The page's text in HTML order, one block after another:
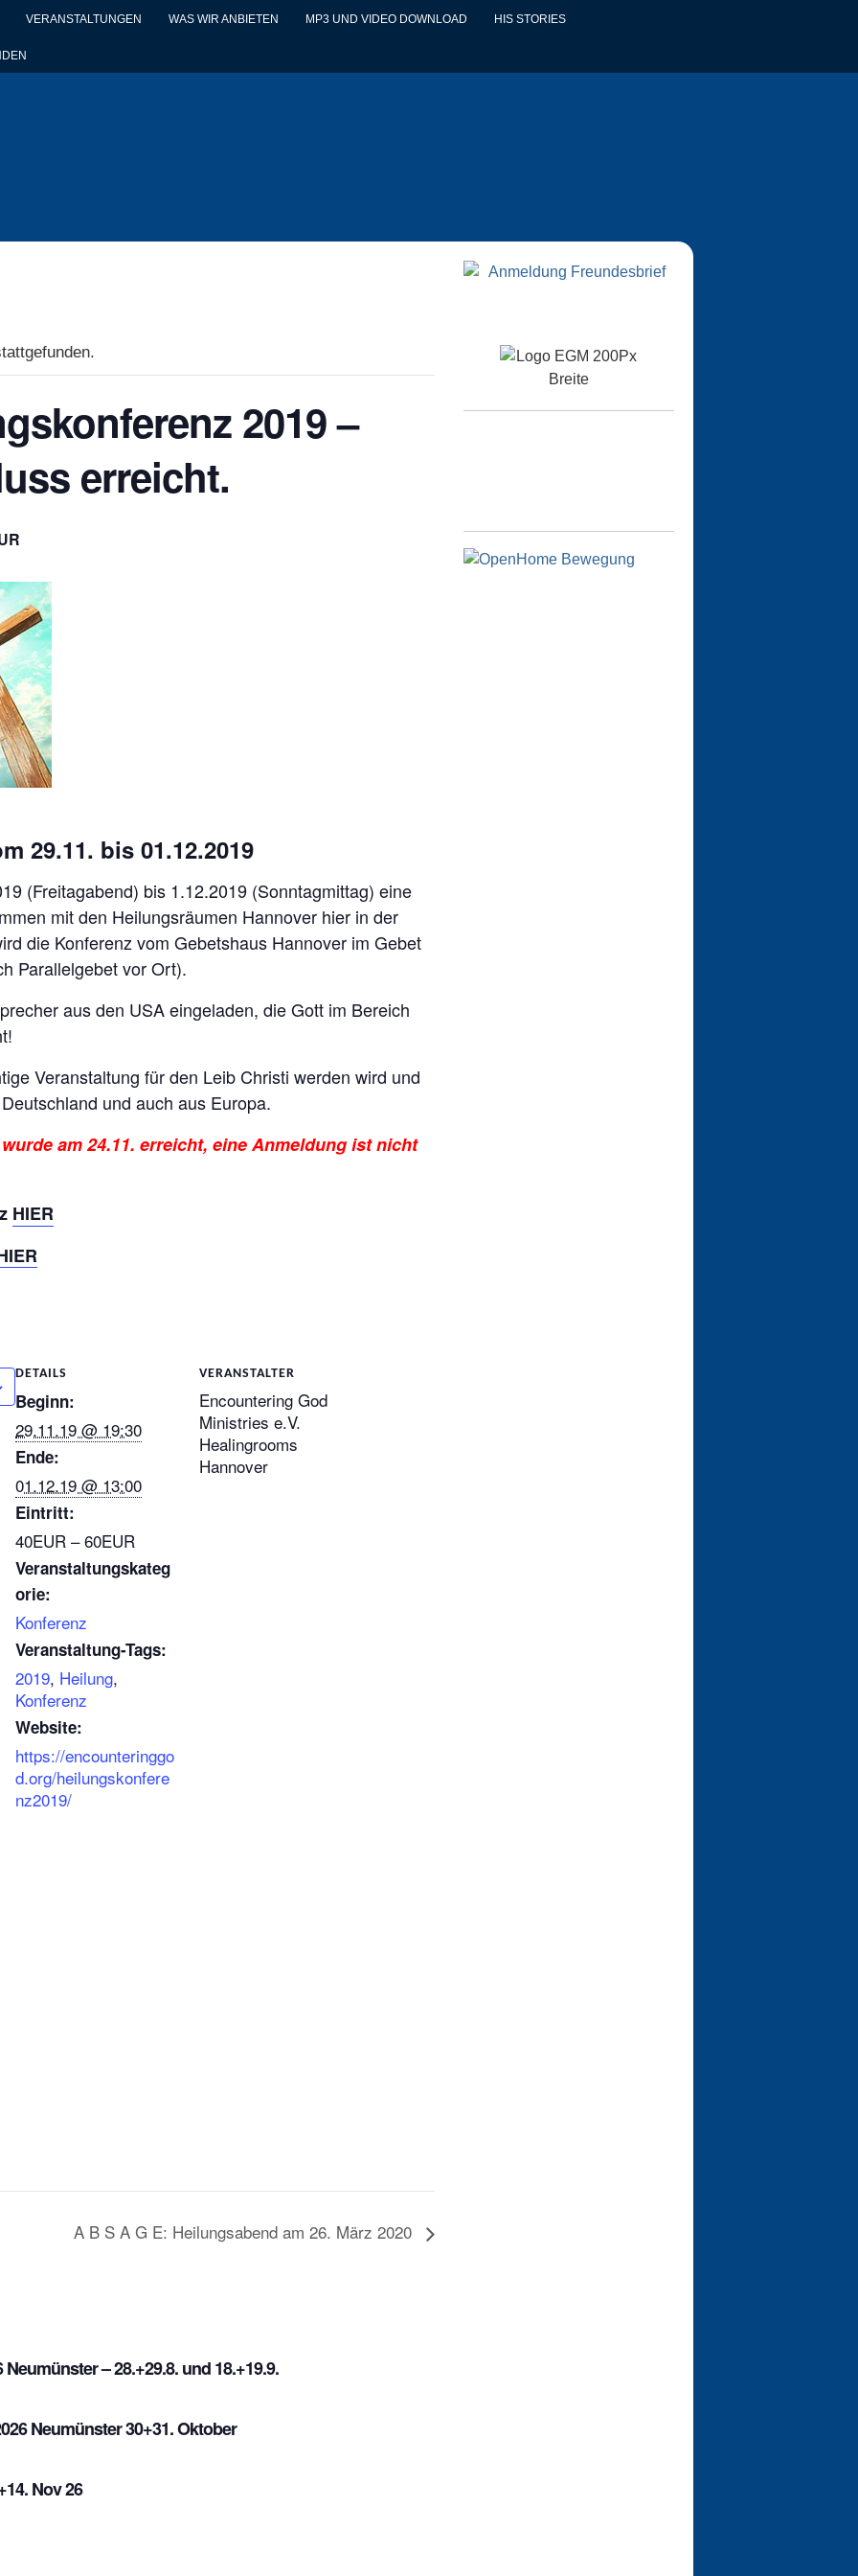
VERANSTALTUNGEN WAS WIR ANBIETEN MP3 UND VIDEO DOWNLOAD HIS STORIES
2019 –
erreicht.
29.11. bis 01.12.2019
(Freitagabend) bis 1.12.2019 (Sonntagmittag) eine
mit den Heilungsräumen Hannover hier in der
die Konferenz vom Gebetshaus Hannover im Gebet
Parallelgebet vor Ort).
aus den USA eingeladen, die Gott im Bereich
Veranstaltung für den Leib Christi werden wird und
und auch aus Europa.
am 24.11. erreicht, eine Anmeldung ist nicht
HIER
DETAILS
Beginn:
29.11.19 @ 19:30
Ende:
01.12.19 @ 13:00
Eintritt:
40EUR – 60EUR
Veranstaltungskateg
orie:
Konferenz
Veranstaltung-Tags:
2019, Heilung,
Konferenz
Website:
https://encounteringgo
d.org/heilungskonfere
nz2019/
VERANSTALTER
Encountering God
Ministries e.V.
Healingrooms
Hannover
A B S A G E: Heilungsabend am 26. März 2020
– 28.+29.8. und 18.+19.9.
Neumünster 30+31. Oktober
Nov 26